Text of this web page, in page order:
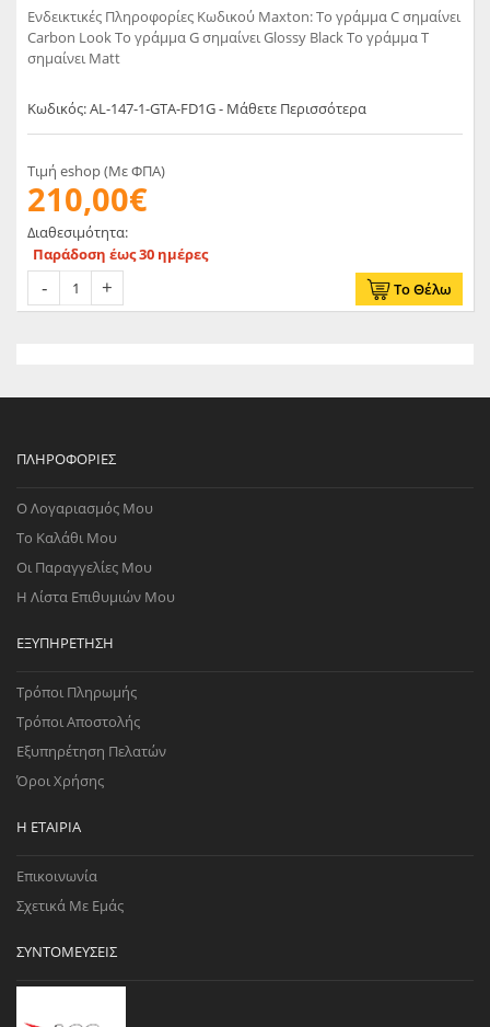
Ενδεικτικές Πληροφορίες Κωδικού Maxton: Το γράμμα C σημαίνει
Carbon Look Το γράμμα G σημαίνει Glossy Black Το γράμμα T
σημαίνει Matt
Κωδικός: AL-147-1-GTA-FD1G - Μάθετε Περισσότερα
Τιμή eshop (Με ΦΠΑ)
210,00€
Διαθεσιμότητα:
Παράδοση έως 30 ημέρες
Το Θέλω
ΠΛΗΡΟΦΟΡΊΕΣ
Ο Λογαριασμός Μου
Το Καλάθι Μου
Οι Παραγγελίες Μου
Η Λίστα Επιθυμιών Μου
ΕΞΥΠΗΡΈΤΗΣΗ
Τρόποι Πληρωμής
Τρόποι Αποστολής
Εξυπηρέτηση Πελατών
Όροι Χρήσης
Η ΕΤΑΙΡΊΑ
Επικοινωνία
Σχετικά Με Εμάς
ΣΥΝΤΟΜΕΎΣΕΙΣ